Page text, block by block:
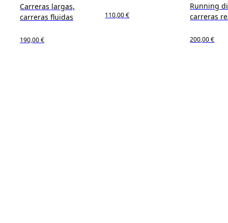
Carreras largas,
carreras fluidas
190,00 €
110,00 €
Running
carreras
200,00 €